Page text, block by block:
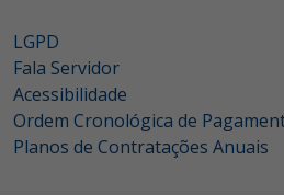
LGPD
Fala Servidor
Acessibilidade
Ordem Cronológica de
Planos de Contratações Anuais